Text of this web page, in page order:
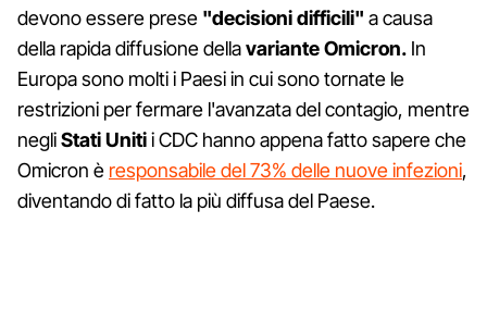
devono essere prese "decisioni difficili" a causa
della rapida diffusione dellavariante Omicron. In
Europa sono molti i Paesi in cui sono tornate le
restrizioni per fermare l'avanzata del contagio, mentre
negliStati Unitii CDC hanno appena fatto sapere che
Omicron è responsabile del 73% delle nuove infezioni,
diventando di fatto la più diffusa del Paese.